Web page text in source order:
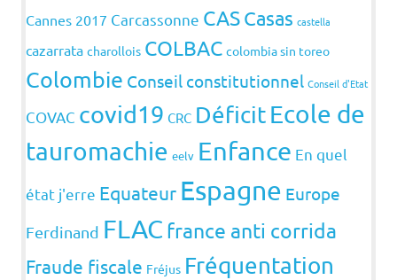
Cannes 2017 Carcassonne CASCasas castella
cazarrata charollois COLBAC colombia sin toreo
Colombie Conseil constitutionnel Conseil d'Etat
COVAC covid19 CRC DéficitEcole de
tauromachie eelv Enfance En quel
état j'erre Equateur Espagne Europe
Ferdinand FLAC france anti corrida
Fraude fiscale Fréjus Fréquentation